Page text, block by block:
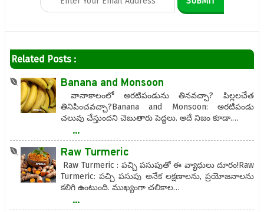
Related Posts :
Banana and Monsoon
వానాకాలంలో అరటిపండును తినవచ్చా? పిల్లలచేత
తినిపించవచ్చా?Banana and Monsoon: అరటిపండు
చలువు చేస్తుందని చెబుతారు పెద్దలు. అదే నిజం కూడా.…
...
Raw Turmeric
Raw Turmeric : పచ్చి పసుపుతో ఈ వ్యాధులు దూరం!Raw
Turmeric: పచ్చి పసుపు అనేక లక్షణాలను, ప్రయోజనాలను
కలిగి ఉంటుంది. ముఖ్యంగా చలికాల…
...